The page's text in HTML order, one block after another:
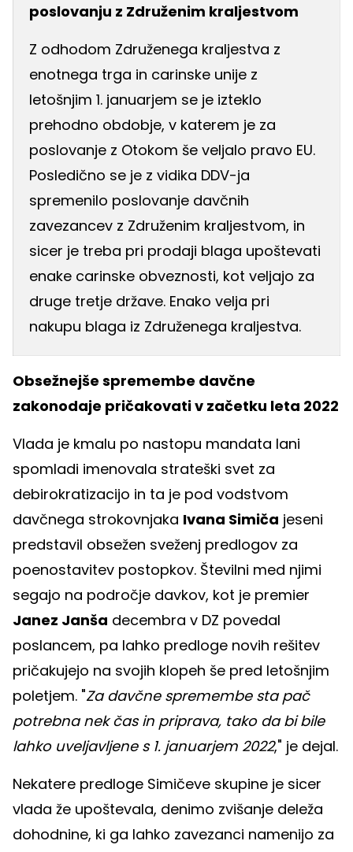
poslovanju z Združenim kraljestvom
Z odhodom Združenega kraljestva z
enotnega trga in carinske unije z
letošnjim 1. januarjem se je izteklo
prehodno obdobje, v katerem je za
poslovanje z Otokom še veljalo pravo EU.
Posledično se je z vidika DDV-ja
spremenilo poslovanje davčnih
zavezancev z Združenim kraljestvom, in
sicer je treba pri prodaji blaga upoštevati
enake carinske obveznosti, kot veljajo za
druge tretje države. Enako velja pri
nakupu blaga iz Združenega kraljestva.
Obsežnejše spremembe davčne
zakonodaje pričakovati v začetku leta 2022
Vlada je kmalu po nastopu mandata lani
spomladi imenovala strateški svet za
debirokratizacijo in ta je pod vodstvom
davčnega strokovnjaka Ivana Simiča jeseni
predstavil obsežen sveženj predlogov za
poenostavitev postopkov. Številni med njimi
segajo na področje davkov, kot je premier
Janez Janša decembra v DZ povedal
poslancem, pa lahko predloge novih rešitev
pričakujejo na svojih klopeh še pred letošnjim
poletjem. "Za davčne spremembe sta pač
potrebna nek čas in priprava, tako da bi bile
lahko uveljavljene s 1. januarjem 2022," je dejal.
Nekatere predloge Simičeve skupine je sicer
vlada že upoštevala, denimo zvišanje deleža
dohodnine, ki ga lahko zavezanci namenijo za